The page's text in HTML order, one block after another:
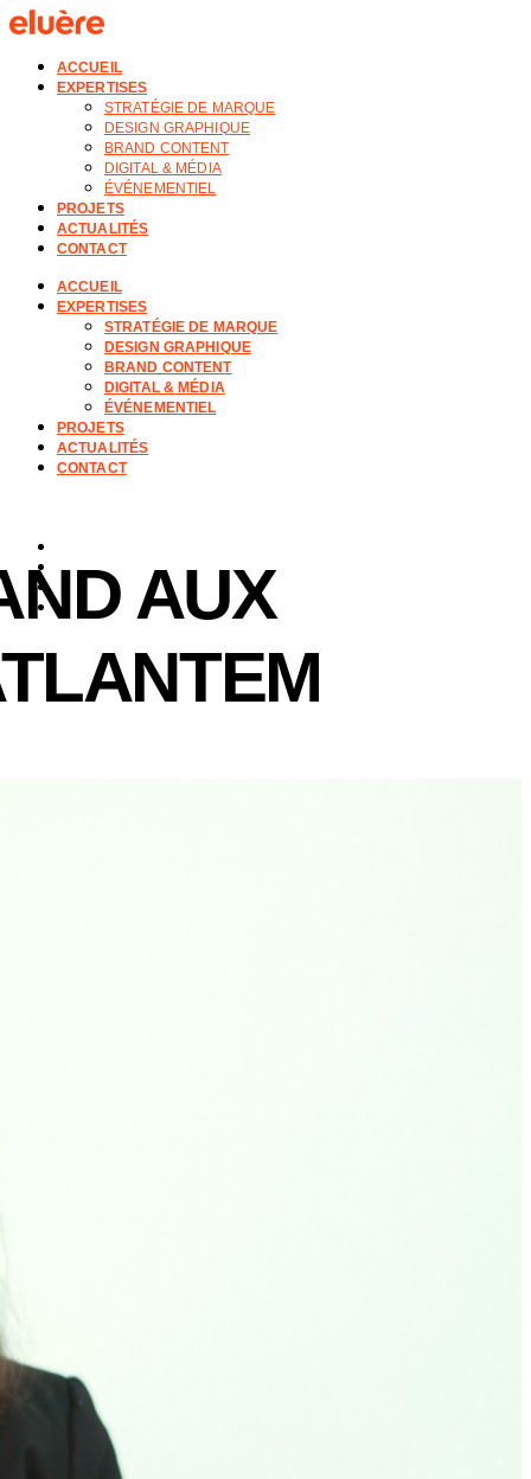
ACCUEIL
EXPERTISES
STRATÉGIE DE MARQUE
DESIGN GRAPHIQUE
BRAND CONTENT
DIGITAL & MÉDIA
ÉVÉNEMENTIEL
PROJETS
ACTUALITÉS
CONTACT
ACCUEIL
EXPERTISES
STRATÉGIE DE MARQUE
DESIGN GRAPHIQUE
BRAND CONTENT
DIGITAL & MÉDIA
ÉVÉNEMENTIEL
PROJETS
ACTUALITÉS
CONTACT
AUX